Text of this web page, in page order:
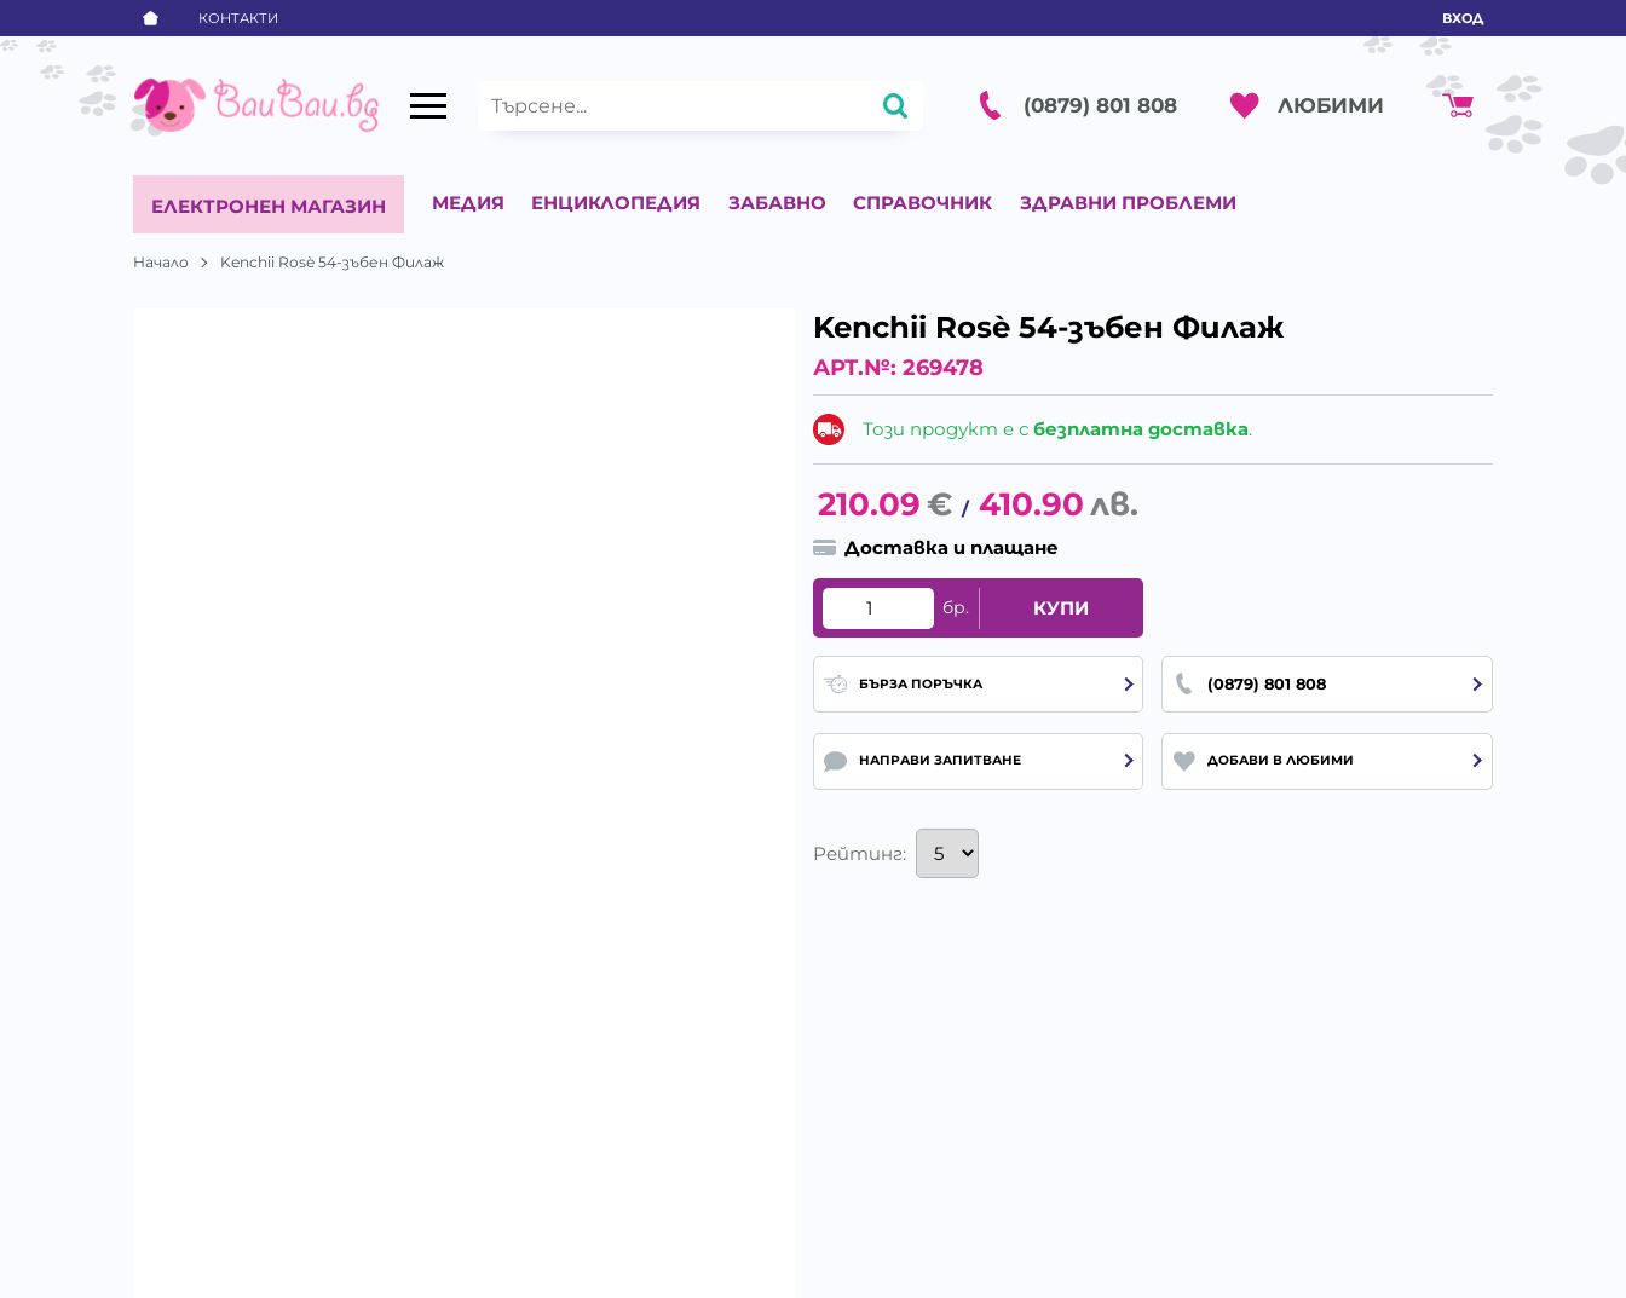
КОНТАКТИ ВХОД
(0879) 801 808 ЛЮБИМИ
ЕЛЕКТРОНЕН МАГАЗИН МЕДИЯ ЕНЦИКЛОПЕДИЯ ЗАБАВНО СПРАВОЧНИК ЗДРАВНИ ПРОБЛЕМИ
Начало Kenchii Rosè 54-зъбен Филаж
Kenchii Rosè 54-зъбен Филаж
АРТ.№: 269478
Този продукт е сбезплатна доставка.
210.09€ / 410.90лв.
Доставка и плащане
бр. КУПИ
БЪРЗА ПОРЪЧКА (0879) 801 808
НАПРАВИ ЗАПИТВАНЕ ДОБАВИ В ЛЮБИМИ
Рейтинг: